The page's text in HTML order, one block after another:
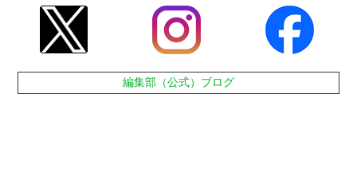
編集部（公式）ブログ